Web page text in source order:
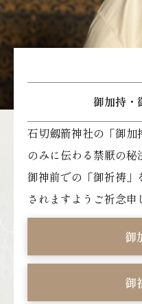
御加持・
石切劔箭神社の「御
のみに伝わる禁厭の秘
御神前での「御祈祷
されますようご祈念申
御
御